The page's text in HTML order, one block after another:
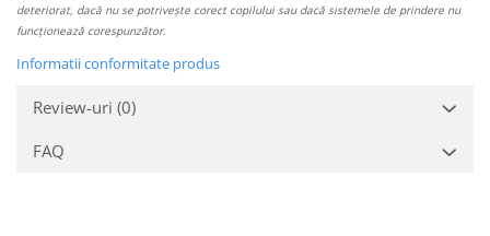
deteriorat, dacă nu se potrivește corect copilului sau dacă sistemele de prindere nu
funcționează corespunzător.
Informatii conformitate produs
Review-uri (0)
FAQ